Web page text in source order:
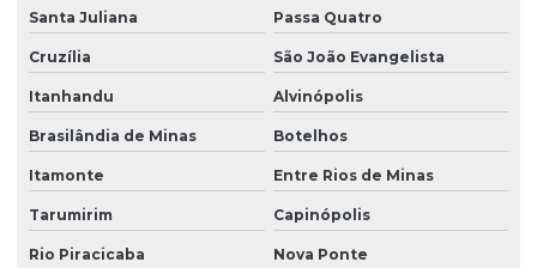
Santa Juliana Passa Quatro
Cruzília São João Evangelista
Itanhandu Alvinópolis
Brasilândia de Minas Botelhos
Itamonte Entre Rios de Minas
Tarumirim Capinópolis
Rio Piracicaba Nova Ponte